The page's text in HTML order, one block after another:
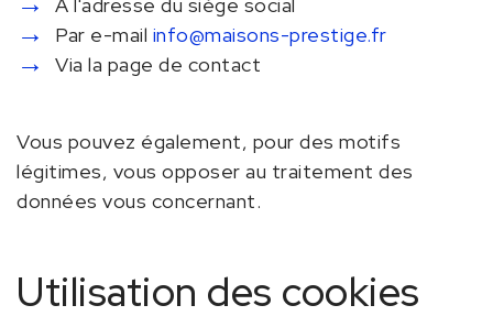
Par e-mail info@maisons-prestige.fr
Via la page de contact
Vous pouvez également, pour des motifs
légitimes, vous opposer au traitement des
données vous concernant.
Utilisation des cookies